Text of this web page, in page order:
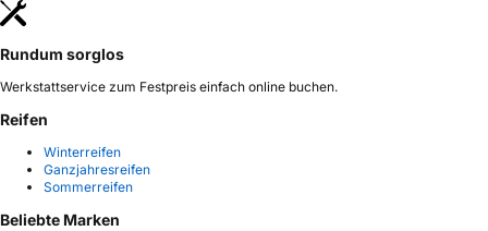
Rundum sorglos
Werkstattservice zum Festpreis einfach online buchen.
Reifen
Winterreifen
Ganzjahresreifen
Sommerreifen
Beliebte Marken